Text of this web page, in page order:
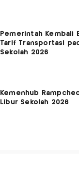
Pemerintah Kembali
Tarif Transportasi
Sekolah 2026
Kemenhub
Libur Sekolah 2026